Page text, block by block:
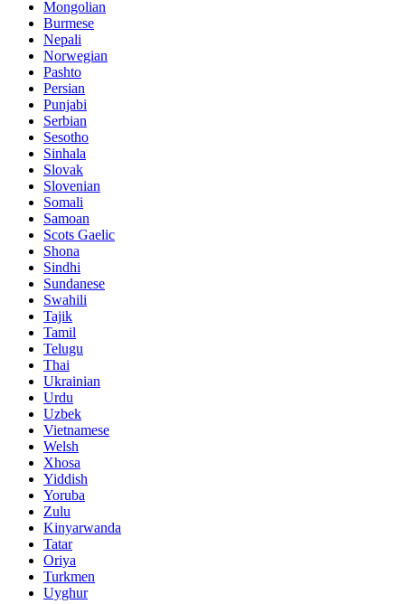
Mongolian
Burmese
Nepali
Norwegian
Pashto
Persian
Punjabi
Serbian
Sesotho
Sinhala
Slovak
Slovenian
Somali
Samoan
Scots Gaelic
Shona
Sindhi
Sundanese
Swahili
Tajik
Tamil
Telugu
Thai
Ukrainian
Urdu
Uzbek
Vietnamese
Welsh
Xhosa
Yiddish
Yoruba
Zulu
Kinyarwanda
Tatar
Oriya
Turkmen
Uyghur